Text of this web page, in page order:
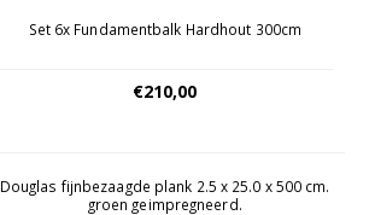
Set 6x Fundamentbalk Hardhout 300cm
€210,00
Douglas fijnbezaagde plank 2.5 x 25.0 x 500 cm.
groen geimpregneerd.